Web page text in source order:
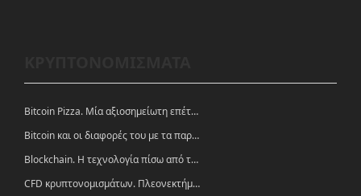
Bitcoin Pizza. Μία αξιοσημείωτη επέτειος.
Bitcoin και οι διαφορές του με τα παραδοσιακά νομίσματα
Blockchain. Η τεχνολογία πίσω από τα κρυπτονομίσματα
CFD κρυπτονομισμάτων. Πλεονεκτήματα και ευκαιρίες